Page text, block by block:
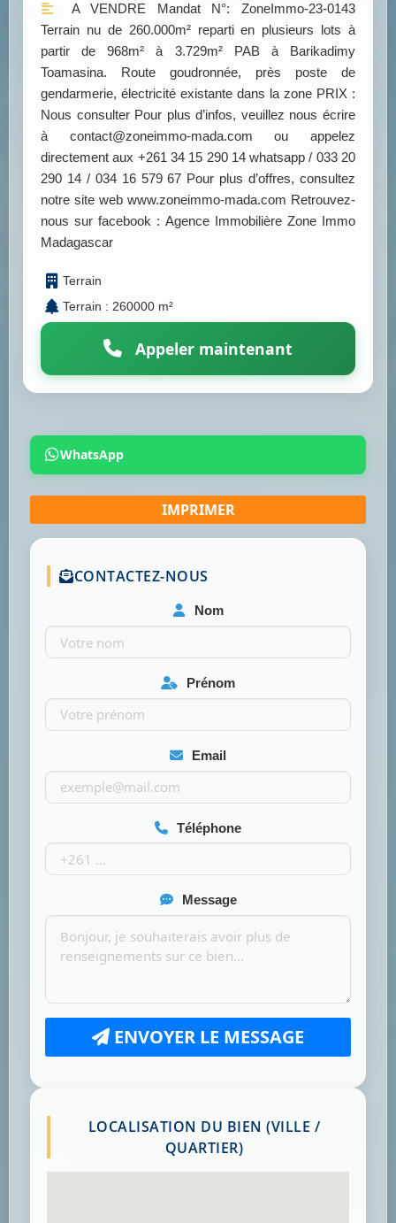
A VENDRE Mandat N°: ZoneImmo-23-0143
Terrain nu de 260.000m² reparti en plusieurs lots à
partir de 968m² à 3.729m² PAB à Barikadimy
Toamasina. Route goudronnée, près poste de
gendarmerie, électricité existante dans la zone PRIX :
Nous consulter Pour plus d’infos, veuillez nous écrire
à contact@zoneimmo-mada.com ou appelez
directement aux +261 34 15 290 14 whatsapp / 033 20
290 14 / 034 16 579 67 Pour plus d’offres, consultez
notre site web www.zoneimmo-mada.com Retrouvez-
nous sur facebook : Agence Immobilière Zone Immo
Madagascar
Terrain
Terrain : 260000 m²
Appeler maintenant
WhatsApp
CONTACTEZ-NOUS
Nom
Prénom
Email
Téléphone
Message
ENVOYER LE MESSAGE
LOCALISATION DU BIEN (VILLE /
QUARTIER)